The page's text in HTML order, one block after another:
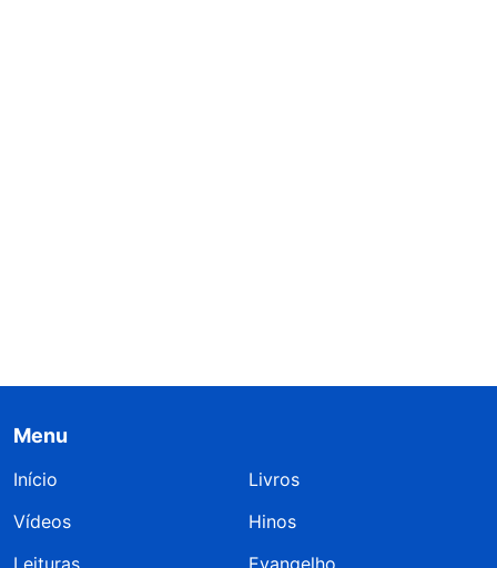
Menu
Início
Livros
Vídeos
Hinos
Leituras
Evangelho